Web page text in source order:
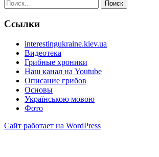
Найти:
Ссылки
interestingukraine.kiev.ua
Видеотека
Грибные хроники
Наш канал на Youtube
Описание грибов
Основы
Українською мовою
Фото
Сайт работает на WordPress